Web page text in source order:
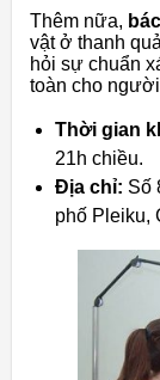
Thêm nữa,
vật ở thanh
hỏi sự chuẩn
toàn cho
Thời gian
21h chiều.
Địa chỉ: Số
phố Pleiku,